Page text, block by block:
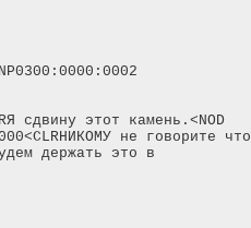
сдвину этот камень.<NOD
не говорите что
держать это в